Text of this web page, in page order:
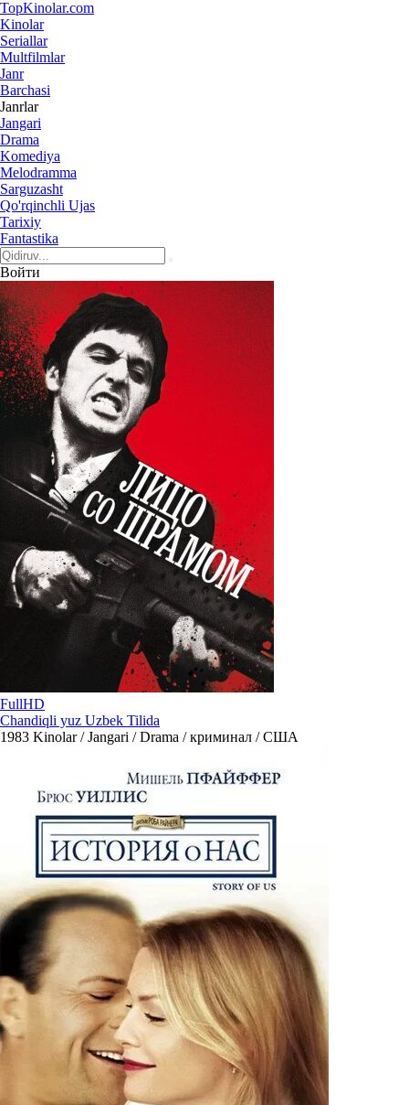
TopKinolar.com
Kinolar
Seriallar
Multfilmlar
Janr
Barchasi
Janrlar
Jangari
Drama
Komediya
Melodramma
Sarguzasht
Qo'rqinchli Ujas
Tarixiy
Fantastika
Войти
FullHD
Chandiqli yuz Uzbek Tilida
1983 Kinolar / Jangari / Drama / криминал / США